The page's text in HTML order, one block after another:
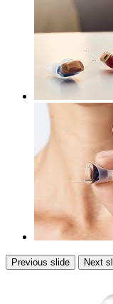
Previous slide Next